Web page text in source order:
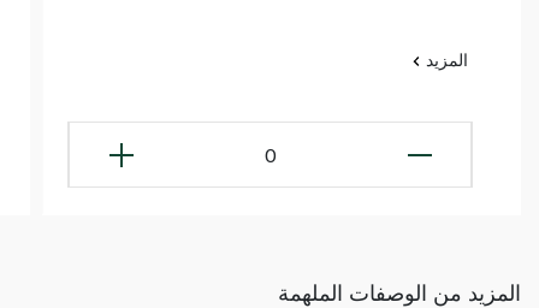
المزيد
0
المزيد من الوصفات الملهمة